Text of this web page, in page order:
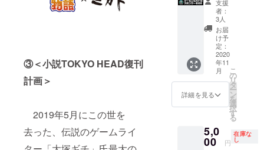
③＜小説TOKYO HEAD復刊
計画＞
2019年5月にこの世を
去った、伝説のゲームライ
PASS”
（1500
円相
当）を
12回分
進呈致
しま
す。
＋“お
好きな
イトル
指定
ライン
ナップ
を一
新、
「アー
ケード
ゲーム
第二の
聖地」
を東京
高田馬
場に創
す。
返礼：
ンミカ
ドでは
「ゲー
センミ
カド別
館in白
鳥プラ
ザ」を
開店さ
せる為
に、ス
ポン
を設け
まし
支援
者：
3人
お届
け予
定：
2020
年11
月
詳細を見る
こ
の
リ
タ
ー
ン
を
選
択
す
る
5,0
00 円
在庫な
し